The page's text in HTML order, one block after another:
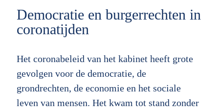
Democratie en burgerrechten in
coronatijden
Het coronabeleid van het kabinet heeft grote
gevolgen voor de democratie, de
grondrechten, de economie en het sociale
leven van mensen. Het kwam tot stand zonder